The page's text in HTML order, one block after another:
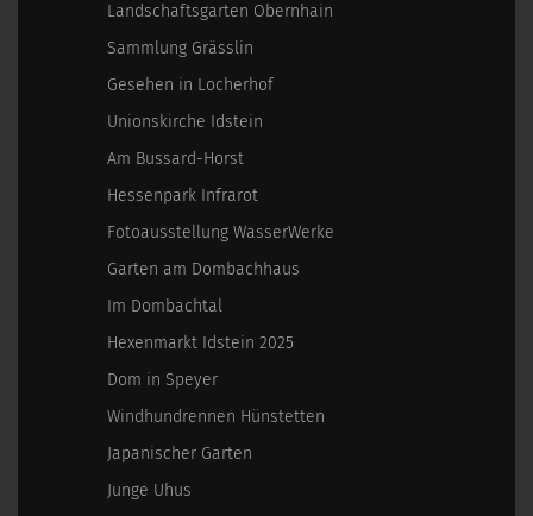
Landschaftsgarten Obernhain
Sammlung Grässlin
Gesehen in Locherhof
Unionskirche Idstein
Am Bussard-Horst
Hessenpark Infrarot
Fotoausstellung WasserWerke
Garten am Dombachhaus
Im Dombachtal
Hexenmarkt Idstein 2025
Dom in Speyer
Windhundrennen Hünstetten
Japanischer Garten
Junge Uhus